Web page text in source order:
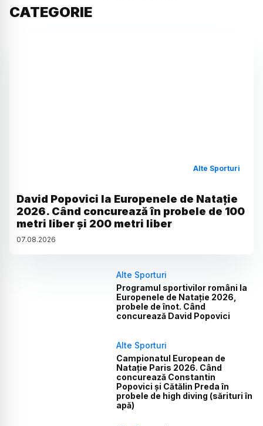
CATEGORIE
Alte Sporturi
David Popovici la Europenele de Natație
2026. Când concurează în probele de 100
metri liber și 200 metri liber
07.08.2026
Alte Sporturi
Programul sportivilor români la
Europenele de Natație 2026,
probele de înot. Când
concurează David Popovici
Alte Sporturi
Campionatul European de
Natație Paris 2026. Când
concurează Constantin
Popovici și Cătălin Preda în
probele de high diving (sărituri în
apă)